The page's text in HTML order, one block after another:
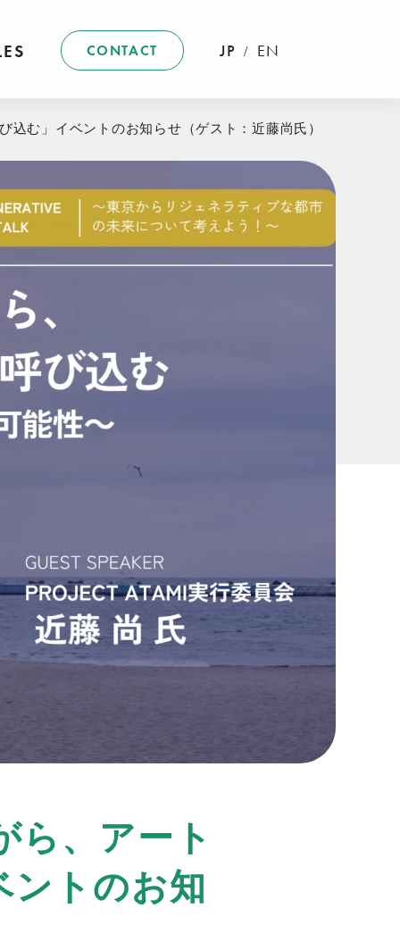
CONTACT JP / EN
む」イベントのお知らせ（ゲスト：近藤尚氏）
ら、アート
ントのお知